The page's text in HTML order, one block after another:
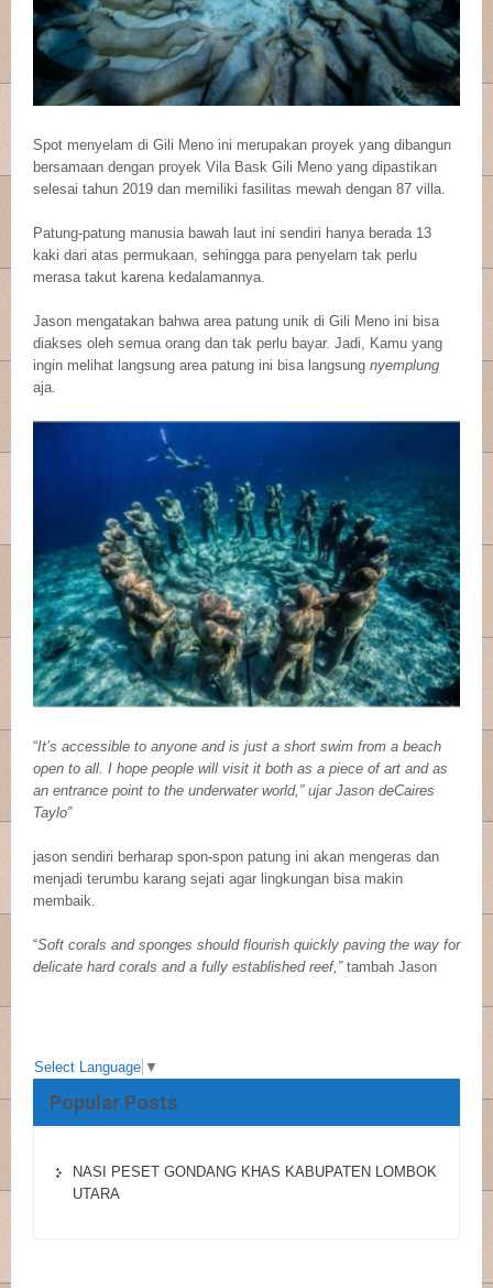
Spot menyelam di Gili Meno ini merupakan proyek yang dibangun
bersamaan dengan proyek Vila Bask Gili Meno yang dipastikan
selesai tahun 2019 dan memiliki fasilitas mewah dengan 87 villa.
Patung-patung manusia bawah laut ini sendiri hanya berada 13
kaki dari atas permukaan, sehingga para penyelam tak perlu
merasa takut karena kedalamannya.
Jason mengatakan bahwa area patung unik di Gili Meno ini bisa
diakses oleh semua orang dan tak perlu bayar. Jadi, Kamu yang
ingin melihat langsung area patung ini bisa langsung nyemplung
aja.
“It’s accessible to anyone and is just a short swim from a beach
open to all. I hope people will visit it both as a piece of art and as
an entrance point to the underwater world,” ujar Jason deCaires
Taylo”
jason sendiri berharap spon-spon patung ini akan mengeras dan
menjadi terumbu karang sejati agar lingkungan bisa makin
membaik.
“Soft corals and sponges should flourish quickly paving the way for
delicate hard corals and a fully established reef,”tambah Jason
Select Language ▼
Popular Posts
NASI PESET GONDANG KHAS KABUPATEN LOMBOK
UTARA